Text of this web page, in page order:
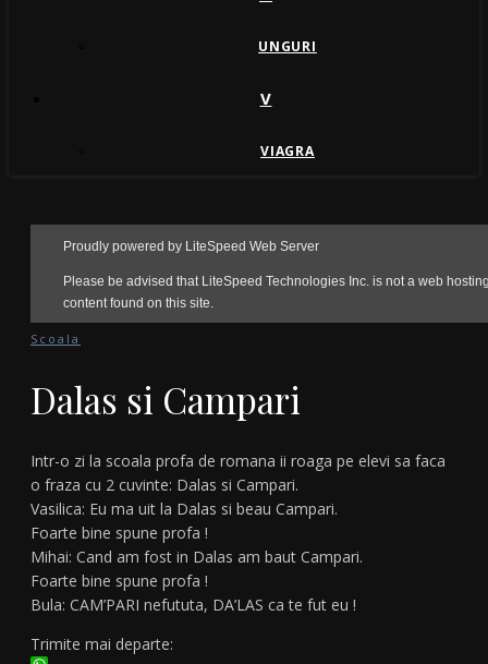
UNGURI
V
VIAGRA
Scoala
Dalas si Campari
Intr-o zi la scoala profa de romana ii roaga pe elevi sa faca
o fraza cu 2 cuvinte: Dalas si Campari.
Vasilica: Eu ma uit la Dalas si beau Campari.
Foarte bine spune profa !
Mihai: Cand am fost in Dalas am baut Campari.
Foarte bine spune profa !
Bula: CAM’PARI nefututa, DA’LAS ca te fut eu !
Trimite mai departe: